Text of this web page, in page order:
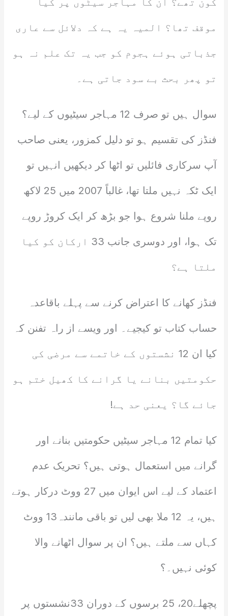
موقف تھا؟ المیہ یہ ہے کہ دلائل سے عاری
جذباتی ہوئے ہجوم کو جب یہ تک علم نہ ہو
تو پھر بحث بے سود جاتی ہے۔
سوال ہیں تو صرف 12 مہاجر سیٹیوں کے لیے؟
فنڈز کی تقسیم ہو تو دلیل کمزور، یعنی صاحب
آپ سرکاری فائلیں تو اٹھا کر دیکھیں انہیں تو
ایک ٹکہ نہیں ملتا تھا، غالباً 2007 میں 25 لاکھ
روپے ملنا شروع ہوا جو بڑھ کر ایک کروڑ روپے
تک ہوا، اور دوسری جانب 33 ارکان کو کیا
ملتا ہے؟
فنڈز کھانے کا اعتراض کرنے سے پہلے باقاعدہ
حساب کتاب تو کیجیے۔ اور ویسے از راہ تفنن کہ
کیا ان 12 نشستوں کے خاتمے سے مرضی کی
حکومتیں بنانے یا گرانے کا کھیل ختم ہو
جائے گا؟ یعنی حد ہے!
کیا تمام 12 مہاجر سیٹیں حکومتیں بنانے اور
گرانے میں استعمال ہوتی ہیں؟ تحریک عدم
اعتماد کے لیے اس ایوان میں 27 ووٹ درکار ہوتے
ہیں، یہ 12 ملا بھی لیں تو باقی مانندہ13 ووٹ
کہاں سے ملتے ہیں؟ ان پر سوال اٹھانے والا
کوئی نہیں۔؟
پچھلے20، 25 برسوں کے دوران 33نشستوں پر